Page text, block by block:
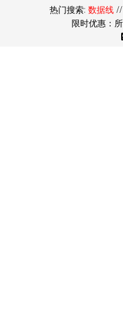
热门搜索: 数据线 //
限时优惠：